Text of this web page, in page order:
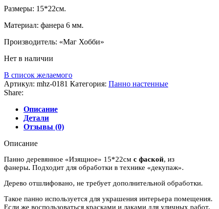
Размеры: 15*22см.
Материал: фанера 6 мм.
Производитель: «Маг Хобби»
Нет в наличии
В список желаемого
Артикул: mhz-0181 Категория: Панно настенные
Share:
Описание
Детали
Отзывы (0)
Описание
Панно деревянное «Изящное» 15*22см с фаской, из
фанеры. Подходит для обработки в технике «декупаж».
Дерево отшлифовано, не требует дополнительной обработки.
Такое панно используется для украшения интерьера помещения.
Если же воспользоваться красками и лаками для уличных работ,